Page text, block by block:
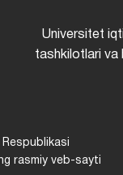
Universitet
tashkilotlari va
rasmiy veb-sayti